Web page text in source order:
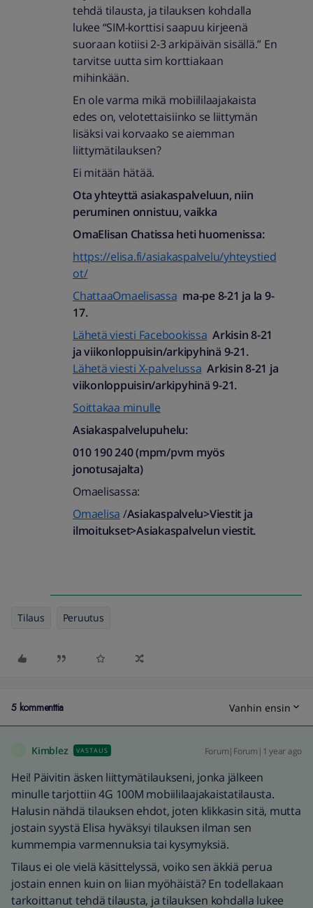
tehdä tilausta, ja tilauksen kohdalla
lukee “SIM-korttisi saapuu kirjeenä
suoraan kotiisi 2-3 arkipäivän sisällä.” En
tarvitse uutta sim korttiakaan
mihinkään.
En ole varma mikä mobiililaajakaista
edes on, velotettaisiinko se liittymän
lisäksi vai korvaako se aiemman
liittymätilauksen?
Ei mitään hätää.
Ota yhteyttä asiakaspalveluun, niin
peruminen onnistuu, vaikka
OmaElisan Chatissa heti huomenissa:
https://elisa.fi/asiakaspalvelu/yhteystied
ot/
ChattaaOmaelisassa ma-pe 8-21 ja la 9-
17.
Lähetä viesti Facebookissa Arkisin 8-21
ja viikonloppuisin/arkipyhinä 9-21.
Lähetä viesti X-palvelussa Arkisin 8-21 ja
viikonloppuisin/arkipyhinä 9-21.
Soittakaa minulle
Asiakaspalvelupuhelu:
010 190 240 (mpm/pvm myös
jonotusajalta)​
Omaelisassa:
Omaelisa /Asiakaspalvelu>Viestit ja
ilmoitukset>Asiakaspalvelun viestit.
Tilaus Peruutus
5 kommenttia Vanhin ensin
Kimblez VASTAUS Forum|Forum|1 year ago
Hei! Päivitin äsken liittymätilaukseni, jonka jälkeen
minulle tarjottiin 4G 100M mobiililaajakaistatilausta.
Halusin nähdä tilauksen ehdot, joten klikkasin sitä, mutta
jostain syystä Elisa hyväksyi tilauksen ilman sen
kummempia varmennuksia tai kysymyksiä.
Tilaus ei ole vielä käsittelyssä, voiko sen äkkiä perua
jostain ennen kuin on liian myöhäistä? En todellakaan
tarkoittanut tehdä tilausta, ja tilauksen kohdalla lukee